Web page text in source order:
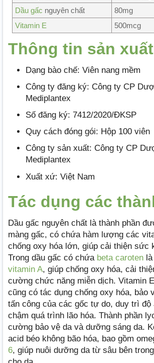
Dầu gấc nguyên chất
80mg
Vitamin E
500mcg
Thông tin sản xuất
Dạng bào chế: Viên nang mềm
Công ty đăng ký: Công ty CP
Mediplantex
Số đăng ký: 7412/2020/ĐKSP
Quy cách đóng gói: Hộp 100 viên
Công ty sản xuất: Công ty CP
Mediplantex
Xuất xứ: Việt Nam
Tác dụng các
Dầu gấc nguyên chất là thành phần
màng gấc, có chứa hàm lượng các
chống oxy hóa lớn, giúp cải thiện sức
Trong dầu gấc có chứa beta caroten
vitamin A, giúp chống oxy hóa, cải
cường chức năng miễn dịch. Vitamin
cũng có tác dụng chống oxy hóa, bảo
tấn công của các gốc tự do, duy trì độ
chậm quá trình lão hóa. Thành phần
cường bảo vệ da và dưỡng sáng da.
acid béo không bão hóa, bao gồm
6, giúp nuôi dưỡng da từ sâu bên